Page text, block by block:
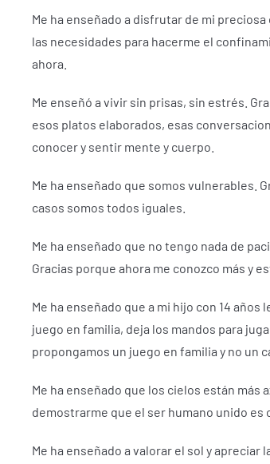
Me ha enseñado a disfrutar de mi
las necesidades para hacerme el
ahora.
Me enseñó a vivir sin prisas, sin estrés.
esos platos elaborados, esas
conocer y sentir mente y cuerpo.
Me ha enseñado que somos vulnerables.
casos somos todos iguales.
Me ha enseñado que no tengo nada de
Gracias porque ahora me conozco más y
Me ha enseñado que a mi hijo con 14
juego en familia, deja los mandos para
propongamos un juego en familia y no un
Me ha enseñado que los cielos están más
demostrarme que el ser humano unido es
Me ha enseñado a valorar el sol y apreciar